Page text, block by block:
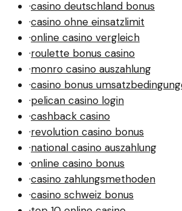
·casino deutschland bonus
·casino ohne einsatzlimit
·online casino vergleich
·roulette bonus casino
·monro casino auszahlung
·casino bonus
·pelican casino login
·cashback casino
·revolution casino bonus
·national casino auszahlung
·online casino bonus
·casino zahlungsmethoden
·casino schweiz bonus